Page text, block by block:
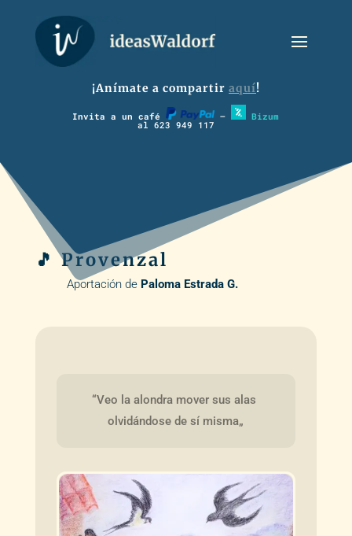
¡Anímate a compartir aquí!
Invita a un café – Bizum
al 623 949 117
🎵 Provenzal
Aportación de Paloma Estrada G.
“Veo la alondra mover sus alas
olvidándose de sí misma„